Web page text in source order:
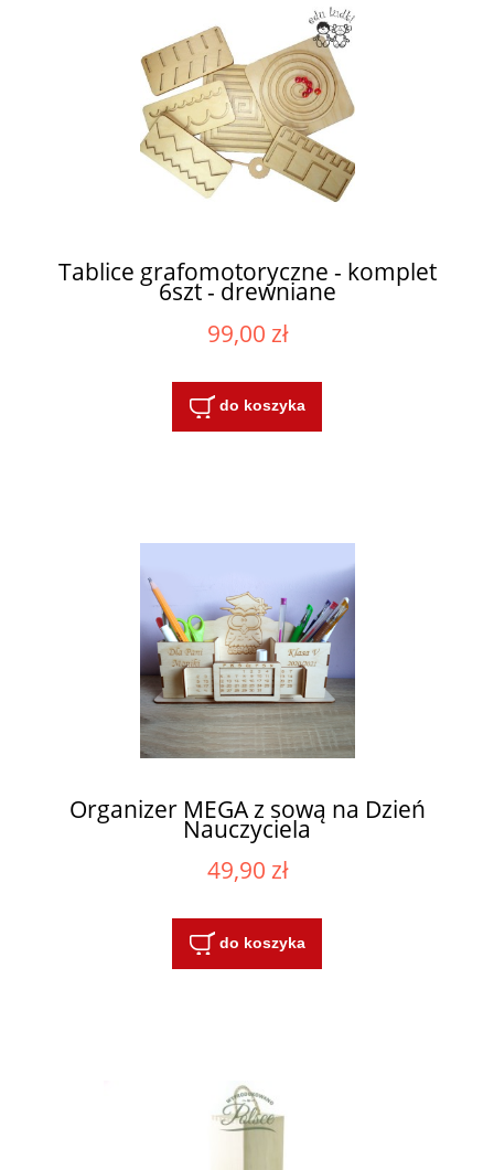
Tablice grafomotoryczne - komplet
6szt - drewniane
99,00 zł
do koszyka
Organizer MEGA z sową na Dzień
Nauczyciela
49,90 zł
do koszyka